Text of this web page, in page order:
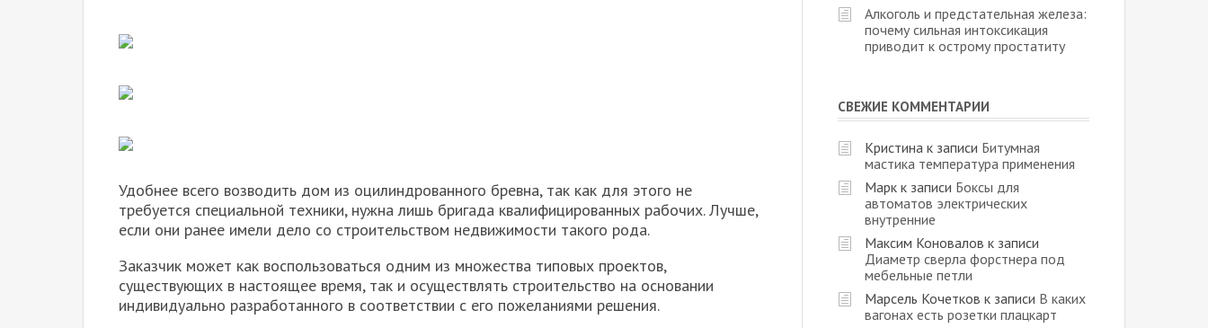
Удобнее всего возводить дом из оцилиндрованного бревна, так как для этого не
требуется специальной техники, нужна лишь бригада квалифицированных рабочих. Лучше,
если они ранее имели дело со строительством недвижимости такого рода.
Заказчик может как воспользоваться одним из множества типовых проектов,
существующих в настоящее время, так и осуществлять строительство на основании
индивидуально разработанного в соответствии с его пожеланиями решения.
Алкоголь и предстательная железа:
почему сильная интоксикация
приводит к острому простатиту
СВЕЖИЕ КОММЕНТАРИИ
Кристина к записи Битумная
мастика температура применения
Марк к записи Боксы для
автоматов электрических
внутренние
Максим Коновалов к записи
Диаметр сверла форстнера под
мебельные петли
Марсель Кочетков к записи В каких
вагонах есть розетки плацкарт